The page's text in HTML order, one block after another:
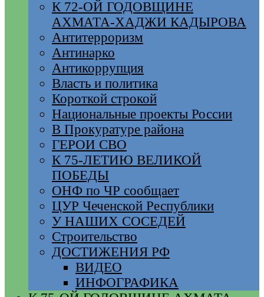
К 72-ОЙ ГОДОВЩИНЕ
АХМАТА-ХАДЖИ КАДЫРОВА
Антитерроризм
Антинарко
Антикоррупция
Власть и политика
Короткой строкой
Национальные проекты России
В Прокуратуре района
ГЕРОИ СВО
К 75-ЛЕТИЮ ВЕЛИКОЙ
ПОБЕДЫ
ОНФ по ЧР сообщает
ЦУР Чеченской Республики
У НАШИХ СОСЕДЕЙ
Строительство
ДОСТИЖЕНИЯ РФ
ВИДЕО
ИНФОГРАФИКА